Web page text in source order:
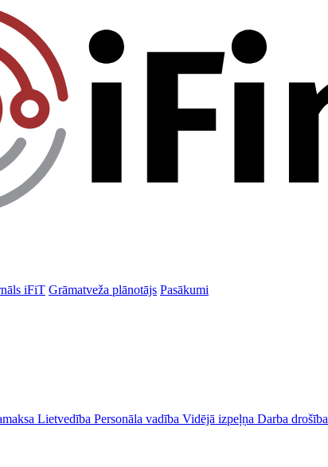
iFiT Grāmatveža plānotājs Pasākumi
Lietvedība Personāla vadība Vidējā izpeļņa Darba drošība